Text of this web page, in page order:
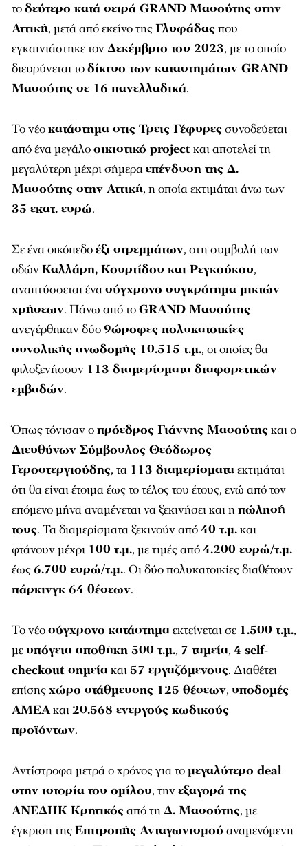
τοδεύτερο κατά σειρά GRAND Μασούτης στην
Αττική, μετά από εκείνο τηςΓλυφάδαςπου
εγκαινιάστηκε τονΔεκέμβριο του 2023, με το οποίο
διευρύνεται τοδίκτυο των καταστημάτων GRAND
Μασούτης σε 16 πανελλαδικά.
Το νέοκατάστημα στις Τρεις Γέφυρεςσυνοδεύεται
από ένα μεγάλοοικιστικό projectκαι αποτελεί τη
μεγαλύτερη μέχρι σήμεραεπένδυση της Δ.
Μασούτης στην Αττική, η οποία εκτιμάται άνω των
35 εκατ. ευρώ.
Σε ένα οικόπεδοέξι στρεμμάτων, στη συμβολή των
οδώνΚαλλάρη, Κουρτίδου και Ρεγκούκου,
αναπτύσσεται ένασύγχρονο συγκρότημα μικτών
χρήσεων. Πάνω από τοGRAND Μασούτης
ανεγέρθηκαν δύο9ώροφες πολυκατοικίες
συνολικής ανωδομής 10.515 τ.μ., οι οποίες θα
φιλοξενήσουν 113 διαμερίσματα διαφορετικών
εμβαδών.
Όπως τόνισαν οπρόεδρος Γιάννης Μασούτηςκαι ο
Διευθύνων Σύμβουλος Θεόδωρος
Γεροστεργιούδης, τα 113 διαμερίσματαεκτιμάται
ότι θα είναι έτοιμα έως το τέλος του έτους, ενώ από τον
επόμενο μήνα αναμένεται να ξεκινήσει και ηπώλησή
τους. Τα διαμερίσματα ξεκινούν από40 τ.μ.και
φτάνουν μέχρι 100 τ.μ., με τιμές από4.200 ευρώ/τ.μ.
έως6.700 ευρώ/τ.μ.. Οι δύο πολυκατοικίες διαθέτουν
πάρκινγκ 64 θέσεων.
Το νέοσύγχρονο κατάστημαεκτείνεται σε 1.500 τ.μ.,
με υπόγεια αποθήκη 500 τ.μ., 7 ταμεία, 4 self-
checkout σημείακαι57 εργαζόμενους. Διαθέτει
επίσηςχώρο στάθμευσης 125 θέσεων, υποδομές
ΑΜΕΑκαι20.568 ενεργούς κωδικούς
προϊόντων.
Αντίστροφα μετρά ο χρόνος για τομεγαλύτερο deal
στην ιστορία του ομίλου, τηνεξαγορά της
ΑΝΕΔΗΚ Κρητικόςαπό τηΔ. Μασούτης, με
έγκριση τηςΕπιτροπής Ανταγωνισμού αναμενόμενη